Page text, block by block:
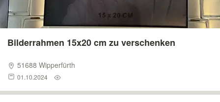
Bilderrahmen 15x20 cm zu verschenken
51688 Wipperfürth
01.10.2024